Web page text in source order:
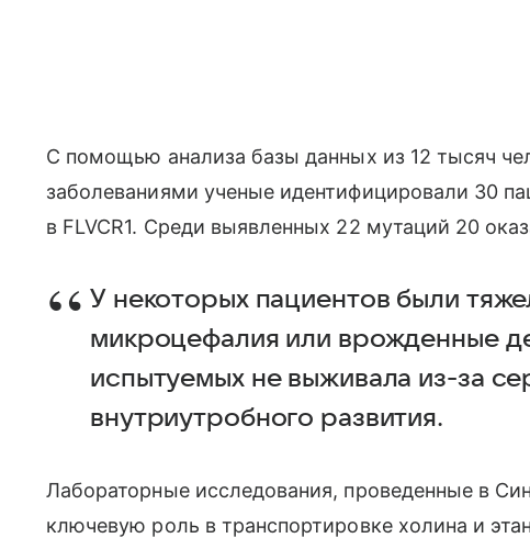
С помощью анализа базы данных из 12 тысяч
заболеваниями ученые идентифицировали 30
в FLVCR1. Среди выявленных 22 мутаций 20
У некоторых пациентов были
микроцефалия или врожденные
испытуемых не выживала из-за
внутриутробного развития.
Лабораторные исследования, проведенные в
ключевую роль в транспортировке холина и